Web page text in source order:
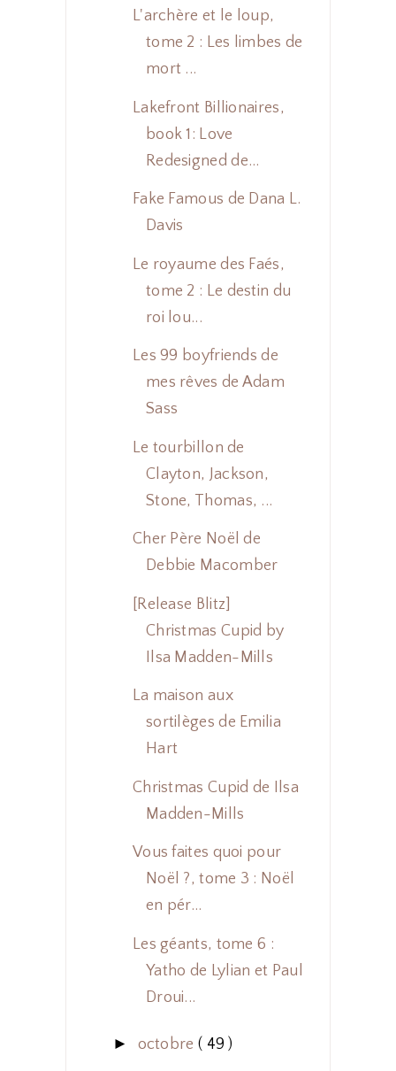
L'archère et le loup,
tome 2 : Les limbes de
mort ...
Lakefront Billionaires,
book 1: Love
Redesigned de...
Fake Famous de Dana L.
Davis
Le royaume des Faés,
tome 2 : Le destin du
roi lou...
Les 99 boyfriends de
mes rêves de Adam
Sass
Le tourbillon de
Clayton, Jackson,
Stone, Thomas, ...
Cher Père Noël de
Debbie Macomber
[Release Blitz]
Christmas Cupid by
Ilsa Madden-Mills
La maison aux
sortilèges de Emilia
Hart
Christmas Cupid de Ilsa
Madden-Mills
Vous faites quoi pour
Noël ?, tome 3 : Noël
en pér...
Les géants, tome 6 :
Yatho de Lylian et Paul
Droui...
► octobre ( 49 )